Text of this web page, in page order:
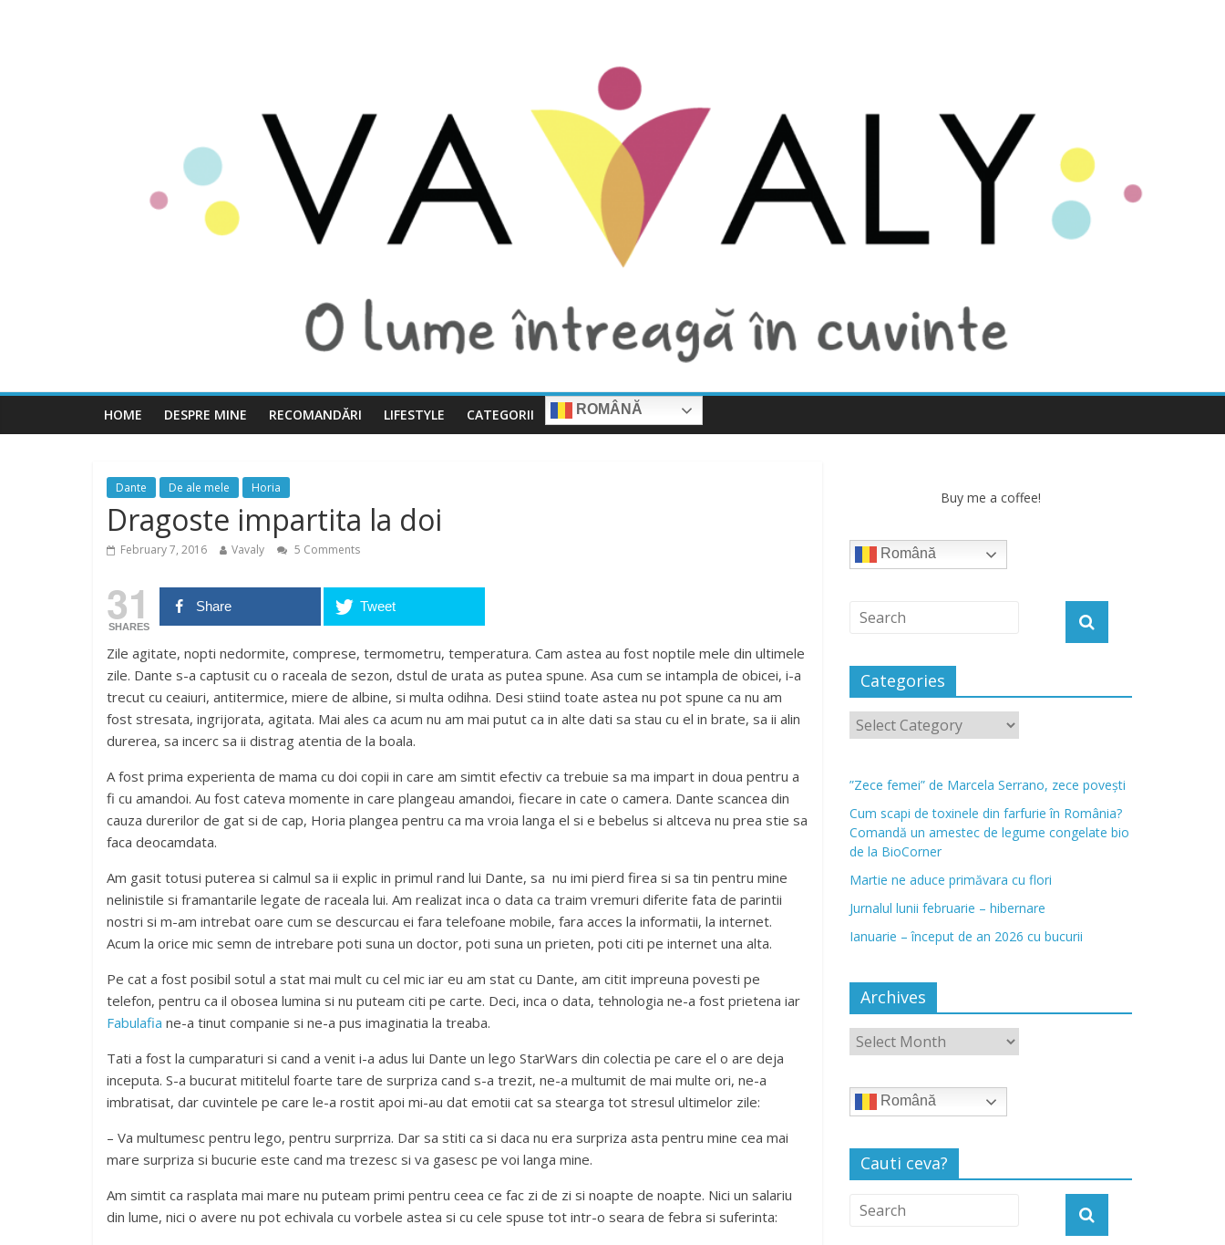
HOME DESPRE MINE RECOMANDĂRI LIFESTYLE CATEGORII ROMÂNĂ
Dante De ale mele Horia
Dragoste impartita la doi
February 7, 2016 Vavaly 5 Comments
31
SHARES
Share Tweet
Zile agitate, nopti nedormite, comprese, termometru, temperatura. Cam astea au fost noptile mele din ultimele
zile. Dante s-a captusit cu o raceala de sezon, dstul de urata as putea spune. Asa cum se intampla de obicei, i-a
trecut cu ceaiuri, antitermice, miere de albine, si multa odihna. Desi stiind toate astea nu pot spune ca nu am
fost stresata, ingrijorata, agitata. Mai ales ca acum nu am mai putut ca in alte dati sa stau cu el in brate, sa ii alin
durerea, sa incerc sa ii distrag atentia de la boala.
A fost prima experienta de mama cu doi copii in care am simtit efectiv ca trebuie sa ma impart in doua pentru a
fi cu amandoi. Au fost cateva momente in care plangeau amandoi, fiecare in cate o camera. Dante scancea din
cauza durerilor de gat si de cap, Horia plangea pentru ca ma vroia langa el si e bebelus si altceva nu prea stie sa
faca deocamdata.
Am gasit totusi puterea si calmul sa ii explic in primul rand lui Dante, sa nu imi pierd firea si sa tin pentru mine
nelinistile si framantarile legate de raceala lui. Am realizat inca o data ca traim vremuri diferite fata de parintii
nostri si m-am intrebat oare cum se descurcau ei fara telefoane mobile, fara acces la informatii, la internet.
Acum la orice mic semn de intrebare poti suna un doctor, poti suna un prieten, poti citi pe internet una alta.
Pe cat a fost posibil sotul a stat mai mult cu cel mic iar eu am stat cu Dante, am citit impreuna povesti pe
telefon, pentru ca il obosea lumina si nu puteam citi pe carte. Deci, inca o data, tehnologia ne-a fost prietena iar
Fabulafia ne-a tinut companie si ne-a pus imaginatia la treaba.
Tati a fost la cumparaturi si cand a venit i-a adus lui Dante un lego StarWars din colectia pe care el o are deja
inceputa. S-a bucurat mititelul foarte tare de surpriza cand s-a trezit, ne-a multumit de mai multe ori, ne-a
imbratisat, dar cuvintele pe care le-a rostit apoi mi-au dat emotii cat sa stearga tot stresul ultimelor zile:
– Va multumesc pentru lego, pentru surprriza. Dar sa stiti ca si daca nu era surpriza asta pentru mine cea mai
mare surpriza si bucurie este cand ma trezesc si va gasesc pe voi langa mine.
Am simtit ca rasplata mai mare nu puteam primi pentru ceea ce fac zi de zi si noapte de noapte. Nici un salariu
din lume, nici o avere nu pot echivala cu vorbele astea si cu cele spuse tot intr-o seara de febra si suferinta:
Buy me a coffee!
Română
Categories
”Zece femei” de Marcela Serrano, zece povești
Cum scapi de toxinele din farfurie în România?
Comandă un amestec de legume congelate bio
de la BioCorner
Martie ne aduce primăvara cu flori
Jurnalul lunii februarie – hibernare
Ianuarie – început de an 2026 cu bucurii
Archives
Română
Cauti ceva?